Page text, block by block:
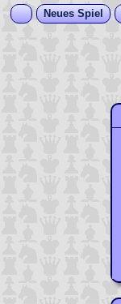
Neues Spiel